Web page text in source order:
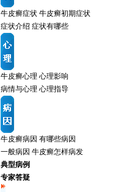
牛皮癣症状 牛皮癣初期症状
症状介绍 症状有哪些
牛皮癣心理 心理影响
病情与心理 心理指导
牛皮癣病因 有哪些病因
一般病因 牛皮癣怎样病发
典型病例
专家答疑